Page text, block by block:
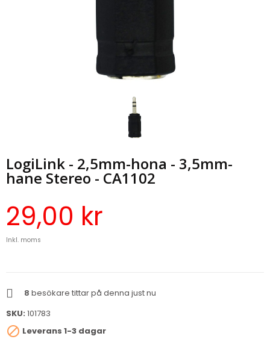
LogiLink - 2,5mm-hona - 3,5mm-
hane Stereo - CA1102
29,00 kr
Inkl. moms
8 besökare tittar på denna just nu
SKU: 101783
 Leverans 1-3 dagar